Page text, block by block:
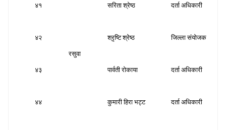
४१ सरिता श्रेष्ठ दर्ता अधिकारी
४२
रसुवा
श्रृष्टि श्रेष्ठ जिल्ला संयोजक
४३ पार्वती रोकाया दर्ता अधिकारी
४४ कुमारी हिरा भट्ट दर्ता अधिकारी